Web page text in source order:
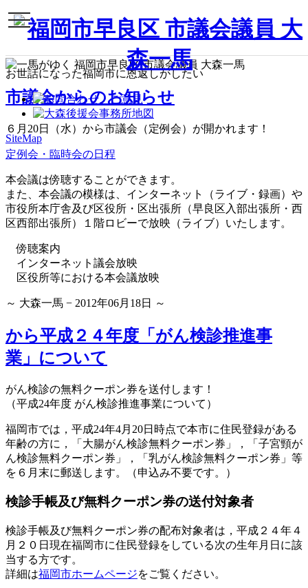
toggle
navigation
お世話になった福岡市に恩返しがしたい
SiteMap
市議会からのお知らせ
６月20日（水）から市議会（定例会）が開かれます！
定例会・臨時会の日程
本会議は傍聴することができます。
また、本会議の模様は、インターネット（ライブ・録画）や
市役所本庁舎及び区役所・区出張所（早良区入部出張所・西
区西部出張所）１階ロビーで放映（ライブ）いたします。
傍聴案内
インターネット議会放映
区役所等における本会議放映
～ 大森一馬 − 2012年06月18日 ～
から平成２４年度「がん検診推進事
業」について
がん検診の無料クーポン券を送付します！
（平成24年度 がん検診推進事業について）
福岡市では，平成24年4月20日時点で本市に住民登録がある
年齢の方に，「大腸がん検診無料クーポン券」，「子宮頸が
ん検診無料クーポン券」，「乳がん検診無料クーポン券」等
を６月末に郵送します。（申込み不要です。）
検診手帳及び無料クーポン券の送付対象者
検診手帳及び無料クーポン券の配布対象者は，平成２４年４
月２０日現在福岡市に住民登録をしている次の生年月日に該
当する方です。
詳細は福岡市ホームページをご覧ください。